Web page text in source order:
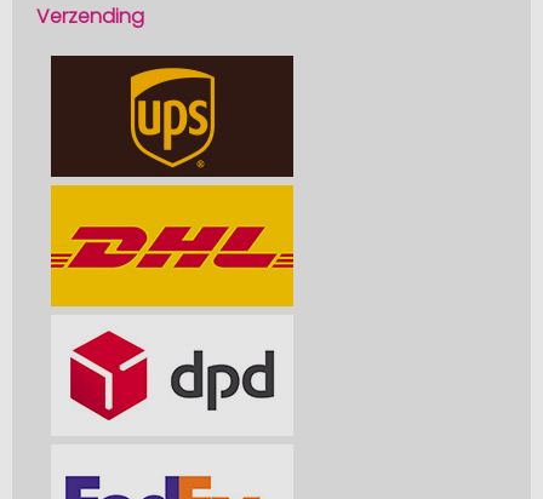
Verzending